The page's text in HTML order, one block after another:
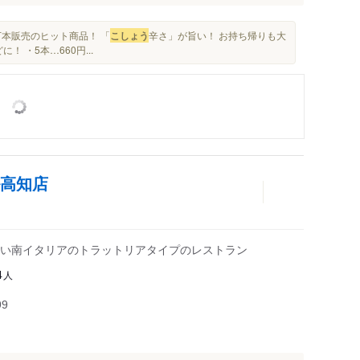
販売のヒット商品！ 「こしょう辛さ」が旨い！ お持ち帰りも大
に！ ・5本…660円...
知店
南イタリアのトラットリアタイプのレストラン
人